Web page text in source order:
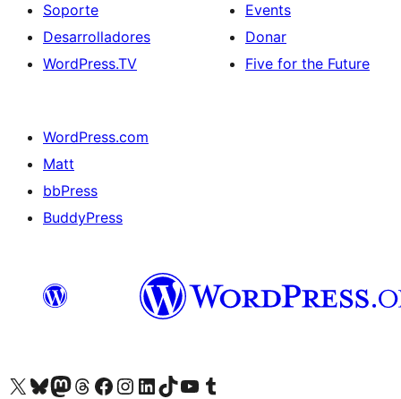
Soporte
Desarrolladores
WordPress.TV
Events
Donar
Five for the Future
WordPress.com
Matt
bbPress
BuddyPress
Visit our X (formerly Twitter) account
Visit our Bluesky account
Visita nuestra cuenta de Twitter
Visit our Threads account
Visita nuestra página de Facebook
Visite nuestra cuenta de Instagram
Visit our LinkedIn account
Visit our TikTok account
Visit our YouTube channel
Visit our Tumblr account